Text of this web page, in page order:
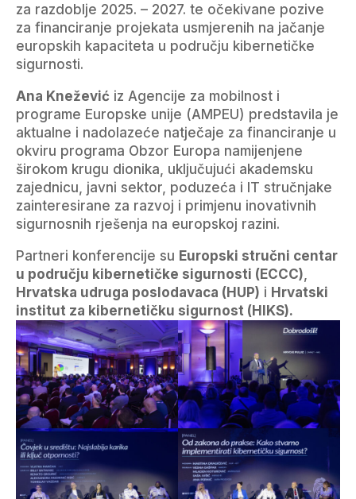
za razdoblje 2025. – 2027. te očekivane pozive
za financiranje projekata usmjerenih na jačanje
europskih kapaciteta u području kibernetičke
sigurnosti.
Ana Knežević iz Agencije za mobilnost i
programe Europske unije (AMPEU) predstavila je
aktualne i nadolazeće natječaje za financiranje u
okviru programa Obzor Europa namijenjene
širokom krugu dionika, uključujući akademsku
zajednicu, javni sektor, poduzeća i IT stručnjake
zainteresirane za razvoj i primjenu inovativnih
sigurnosnih rješenja na europskoj razini.
Partneri konferencije su Europski stručni centar
u području kibernetičke sigurnosti (ECCC),
Hrvatska udruga poslodavaca (HUP) i Hrvatski
institut za kibernetičku sigurnost (HIKS).